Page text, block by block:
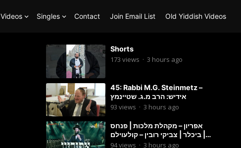
Videos Singles Contact Join Email List Old Yiddish Videos
Shorts
173 views · 3 hours ago
45: Rabbi M.G. Steinmetz –
אידיש: הרב מ.ג. שטיינמץ
93 views · 3 hours ago
אפריון – מקהלת מלכות | פנחס
ביכלר | צביקי רובין – קולעוילם |
Malchus Choir, Tzviki Rubin
94views · 3 hours ago